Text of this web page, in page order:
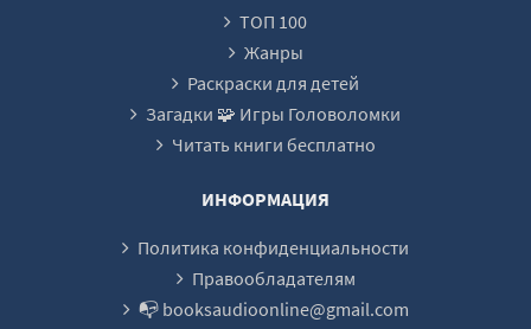
Villenbrok_025
Villenbrok_030
ТОП 100
Жанры
Раскраски для детей
Загадки 🧩 Игры Головоломки
Читать книги бесплатно
ИНФОРМАЦИЯ
Политика конфиденциальности
Правообладателям
📭 booksaudioonline@gmail.com